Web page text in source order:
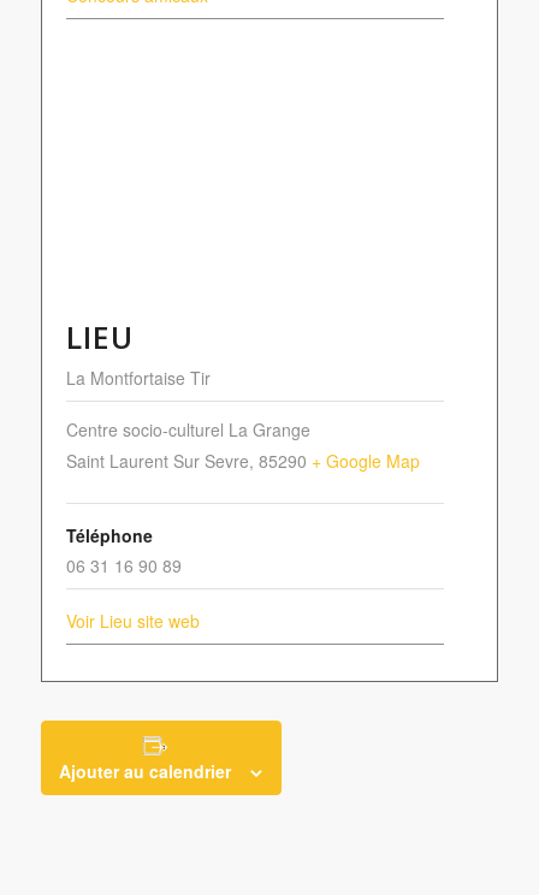
LIEU
La Montfortaise Tir
Centre socio-culturel La Grange
Saint Laurent Sur Sevre, 85290 + Google Map
Téléphone
06 31 16 90 89
Voir Lieu site web
Ajouter au calendrier